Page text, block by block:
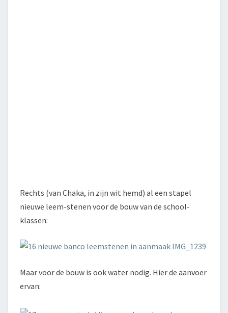
Rechts (van Chaka, in zijn wit hemd) al een stapel
nieuwe leem-stenen voor de bouw van de school-
klassen:
Maar voor de bouw is ook water nodig. Hier de aanvoer
ervan: